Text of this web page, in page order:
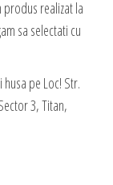
produs realizat la
sa selectati cu
pe Loc! Str.
3, Titan,